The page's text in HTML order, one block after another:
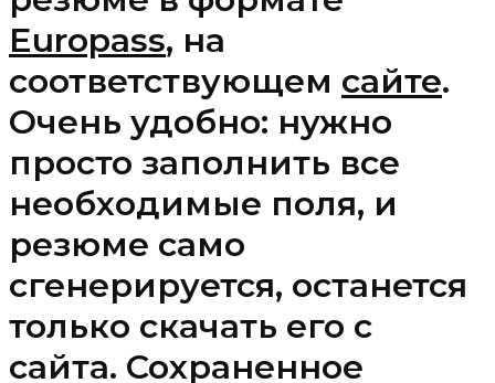
Europass, на
соответствующем сайте.
Очень удобно: нужно
просто заполнить все
необходимые поля, и
резюме само
сгенерируется, останется
только скачать его с
сайта. Сохраненное